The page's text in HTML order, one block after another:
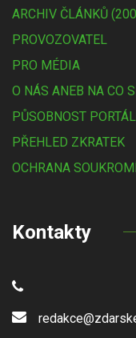
ARCHIV ČLÁNKŮ
PROVOZOVATEL
PRO MÉDIA
O NÁS ANEB NA CO
PŮSOBNOST
PŘEHLED ZKRATEK
OCHRANA SOUKROMÍ
Kontakty